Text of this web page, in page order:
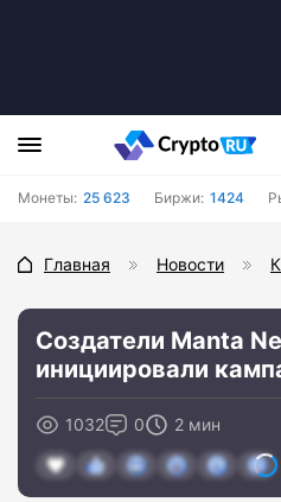
Монеты: 25 623 Биржи: 1424
Главная Новости
Создатели Manta
инициировали
1032 0 2 мин